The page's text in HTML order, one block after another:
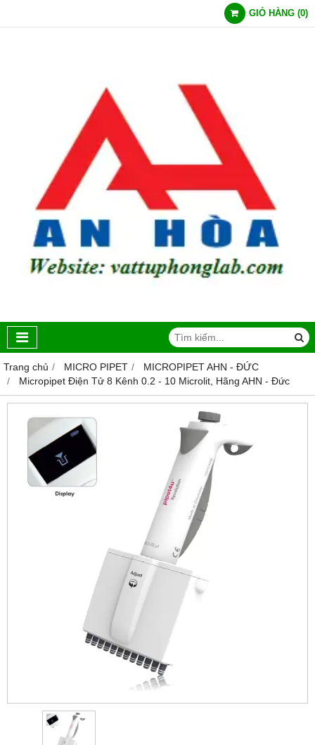
GIỎ HÀNG (0)
Trang chủ MICRO PIPET
MICROPIPET AHN - ĐỨC
Micropipet Điện Tử 8 Kênh 0.2 - 10 Microlit, Hãng AHN - Đức